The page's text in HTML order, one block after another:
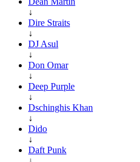
↓
Dire Straits
↓
DJ Asul
↓
Don Omar
↓
Deep Purple
↓
Dschinghis Khan
↓
Dido
↓
Daft Punk